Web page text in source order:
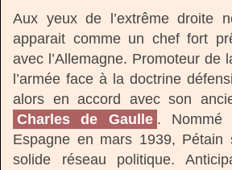
Aux yeux de l’extrême droite
apparait comme un chef fort
avec l’Allemagne. Promoteur de
l’armée face à la doctrine
alors en accord avec son
Charles de Gaulle . Nommé
Espagne en mars 1939, Pétain
solide réseau politique.